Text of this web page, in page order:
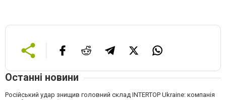
Останні новини
Російський удар знищив головний склад INTERTOP Ukraine: компанія